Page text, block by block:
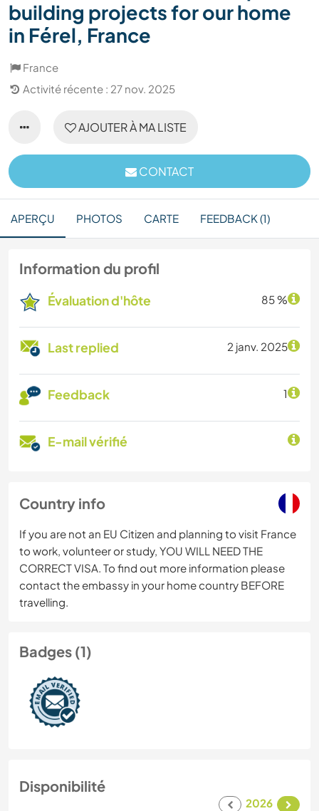
building projects for our home
in Férel, France
France
Activité récente : 27 nov. 2025
AJOUTER À MA LISTE
CONTACT
APERÇU PHOTOS CARTE FEEDBACK (1)
Information du profil
Évaluation d'hôte 85 %
Last replied 2 janv. 2025
Feedback 1
E-mail vérifié
Country info
If you are not an EU Citizen and planning to visit France
to work, volunteer or study, YOU WILL NEED THE
CORRECT VISA. To find out more information please
contact the embassy in your home country BEFORE
travelling.
Badges (1)
Disponibilité
2026